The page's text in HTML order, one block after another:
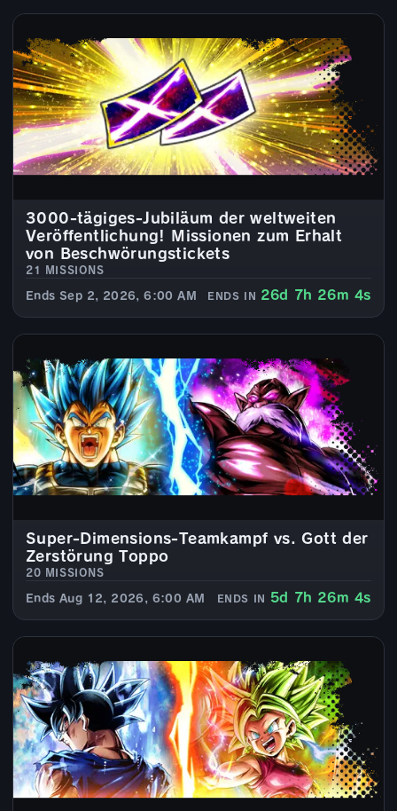
3000-tägiges-Jubiläum der weltweiten
Veröffentlichung! Missionen zum Erhalt
von Beschwörungstickets
21 MISSIONS
Ends Sep 2, 2026, 6:00 AM ENDS IN 26d 7h 26m 4s
Super-Dimensions-Teamkampf vs. Gott der
Zerstörung Toppo
20 MISSIONS
Ends Aug 12, 2026, 6:00 AM ENDS IN 5d 7h 26m 4s